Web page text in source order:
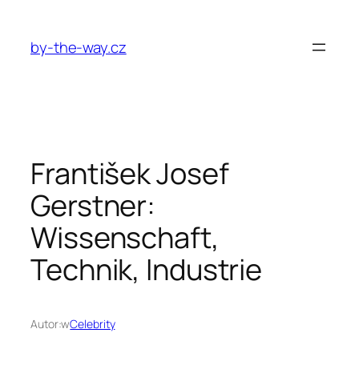
treściby-the-way.cz
František Josef
Gerstner:
Wissenschaft,
Technik, Industrie
Autor:wCelebrity